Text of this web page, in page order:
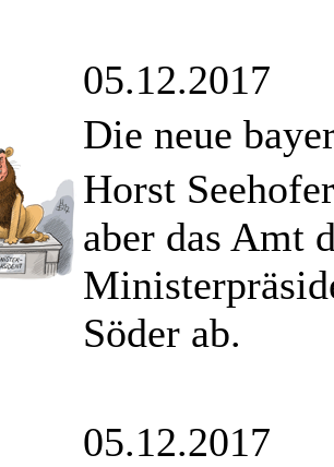
05.12.2017
Die neue
Horst
aber das Amt
Söder ab.
05.12.2017